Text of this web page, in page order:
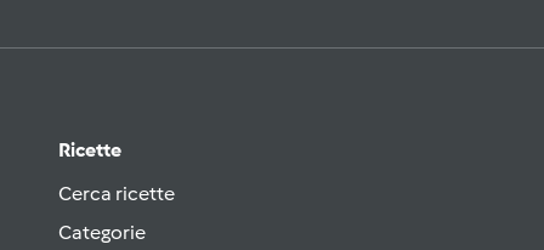
Ricette
Cerca ricette
Categorie